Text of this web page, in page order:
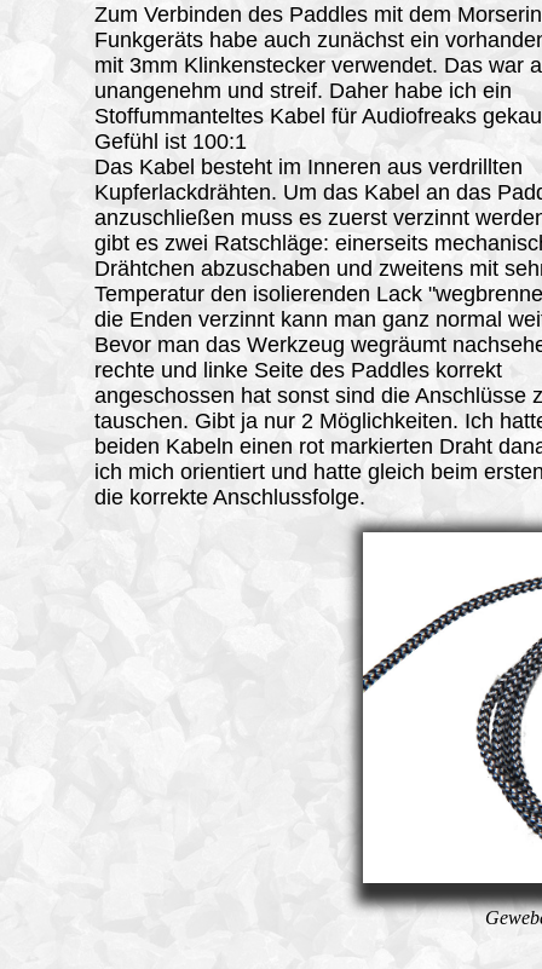
Zum Verbinden des Paddles mit dem
Funkgeräts habe auch zunächst ein
mit 3mm Klinkenstecker verwendet. Das war
unangenehm und streif. Daher habe ich ein
Stoffummanteltes Kabel für Audiofreaks
Gefühl ist 100:1
Das Kabel besteht im Inneren aus verdrillten
Kupferlackdrähten. Um das Kabel an das
anzuschließen muss es zuerst verzinnt
gibt es zwei Ratschläge: einerseits
Drähtchen abzuschaben und zweitens mit
Temperatur den isolierenden Lack
die Enden verzinnt kann man ganz normal
Bevor man das Werkzeug wegräumt
rechte und linke Seite des Paddles korrekt
angeschossen hat sonst sind die Anschlüsse
tauschen. Gibt ja nur 2 Möglichkeiten. Ich
beiden Kabeln einen rot markierten Draht
ich mich orientiert und hatte gleich beim
die korrekte Anschlussfolge.